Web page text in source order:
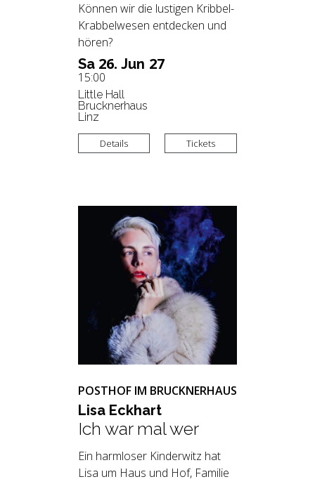
Sa 26. Jun 27
15:00
Little Hall
Brucknerhaus
Linz
Können wir die lustigen Kribbel-
Krabbelwesen entdecken und
hören?
Details Tickets
POSTHOF IM BRUCKNERHAUS
Lisa Eck­hart
Ich war mal wer
Ein harmloser Kinderwitz hat
Lisa um Haus und Hof, Familie